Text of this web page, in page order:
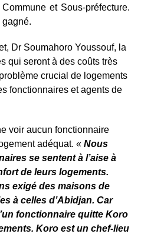
Commune et Sous-préfecture.
gagné.
Dr Soumahoro Youssouf, la
qui seront à des coûts très
crucial de logements
fonctionnaires et agents de
voir aucun fonctionnaire
adéquat. « Nous
se sentent à l’aise à
de leurs logements.
exigé des maisons de
à celles d’Abidjan. Car
fonctionnaire quitte Koro
Koro est un chef-lieu